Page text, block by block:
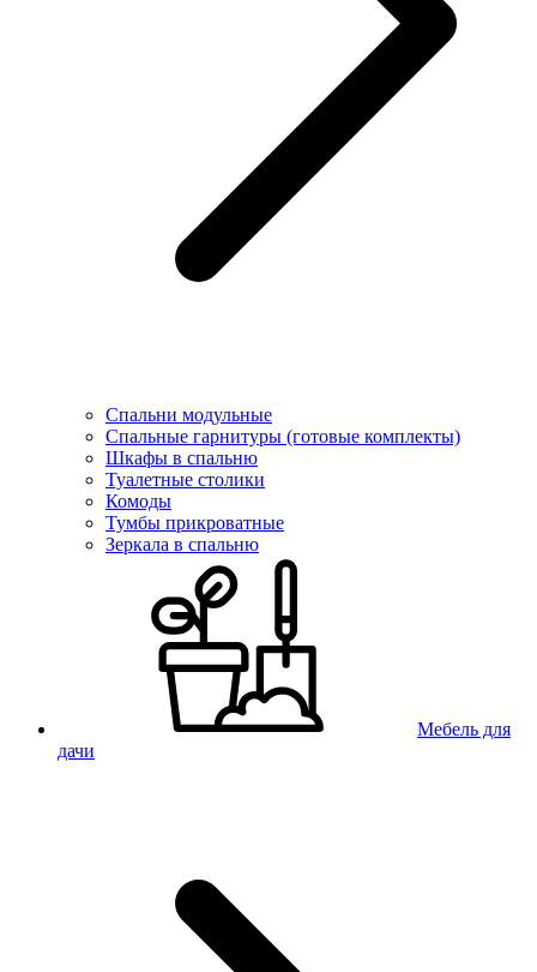
Спальни модульные
Спальные гарнитуры (готовые комплекты)
Шкафы в спальню
Туалетные столики
Комоды
Тумбы прикроватные
Зеркала в спальню
Мебель для
дачи